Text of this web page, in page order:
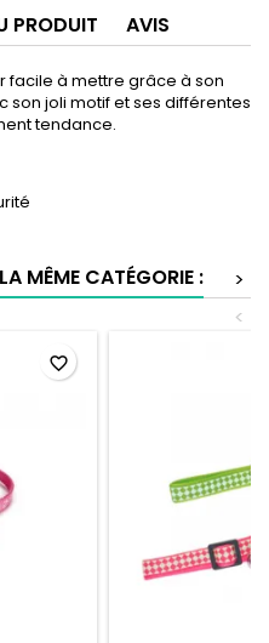
PRODUIT AVIS
facile à mettre grâce à son
son joli motif et ses différentes
tendance.
MÊME CATÉGORIE :
>
<
favorite_border